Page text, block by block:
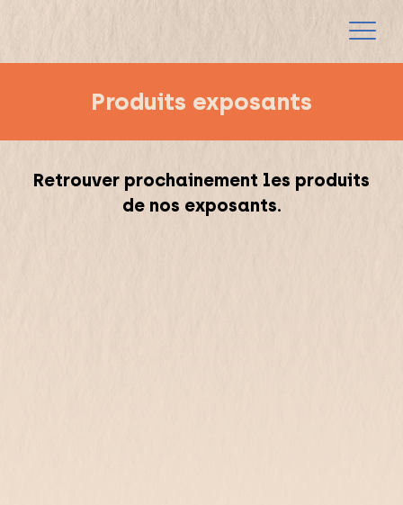
Produits exposants
Retrouver prochainement les produits
de nos exposants.